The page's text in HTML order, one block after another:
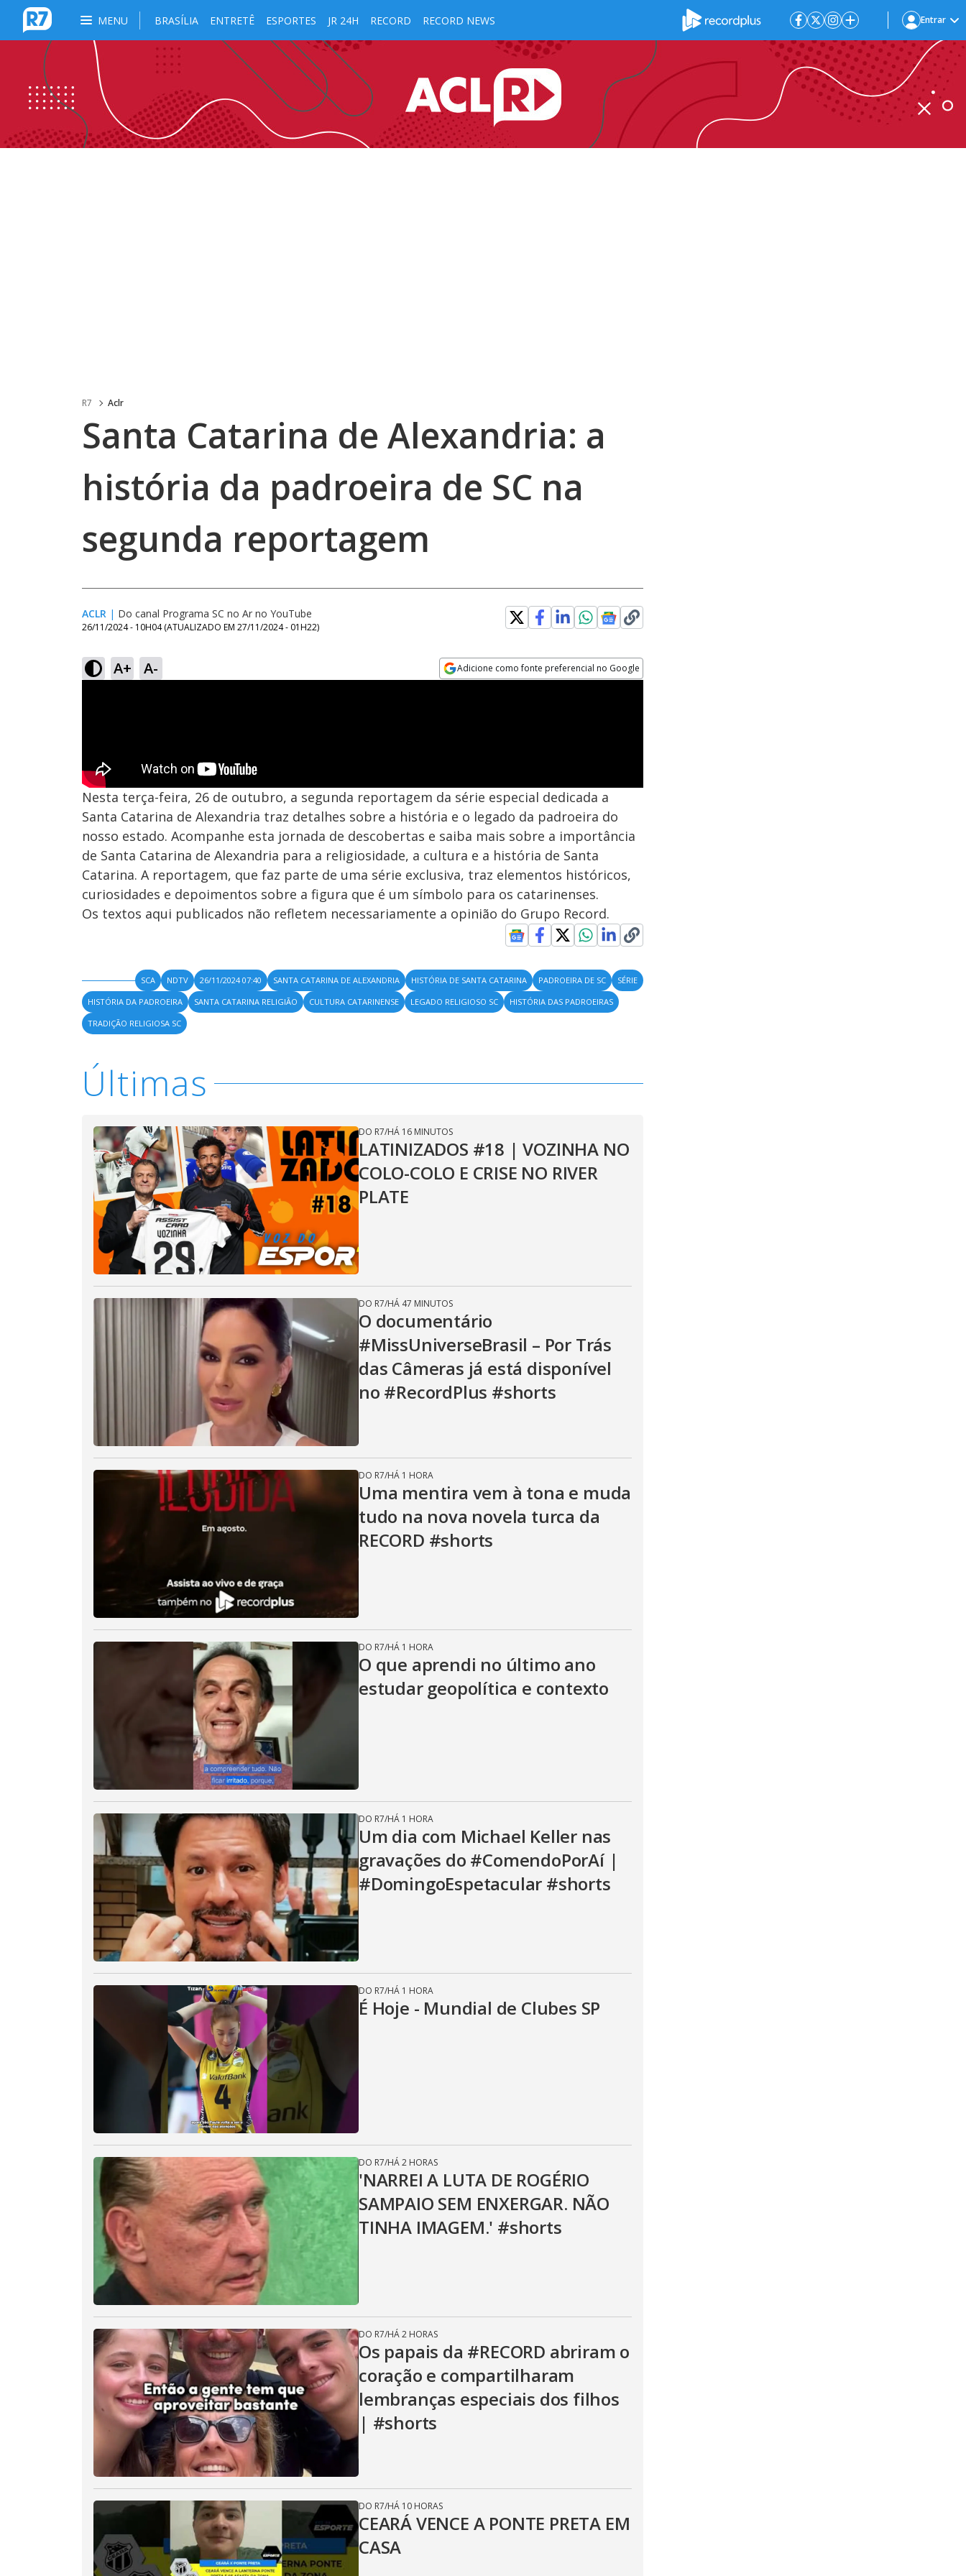
MENU BRASÍLIA ENTRETÊ ESPORTES JR 24H RECORD RECORD NEWS Entrar
R7 Aclr
Santa Catarina de Alexandria: a
história da padroeira de SC na
segunda reportagem
ACLR | Do canal Programa SC no Ar no YouTube
26/11/2024 - 10H04 (ATUALIZADO EM 27/11/2024 - 01H22)
A+ A- Adicione como fonte preferencial no Google
Nesta terça-feira, 26 de outubro, a segunda reportagem da série especial dedicada a
Santa Catarina de Alexandria traz detalhes sobre a história e o legado da padroeira do
nosso estado. Acompanhe esta jornada de descobertas e saiba mais sobre a importância
de Santa Catarina de Alexandria para a religiosidade, a cultura e a história de Santa
Catarina. A reportagem, que faz parte de uma série exclusiva, traz elementos históricos,
curiosidades e depoimentos sobre a figura que é um símbolo para os catarinenses.
Os textos aqui publicados não refletem necessariamente a opinião do Grupo Record.
SCA NDTV 26/11/2024 07:40 SANTA CATARINA DE ALEXANDRIA HISTÓRIA DE SANTA CATARINA PADROEIRA DE SC
SÉRIE
HISTÓRIA DA PADROEIRA
SANTA CATARINA RELIGIÃO CULTURA CATARINENSE LEGADO RELIGIOSO SC
HISTÓRIA DAS PADROEIRAS
TRADIÇÃO RELIGIOSA SC
Últimas
DO R7/HÁ 16 MINUTOS
LATINIZADOS #18 | VOZINHA NO
COLO-COLO E CRISE NO RIVER
PLATE
DO R7/HÁ 47 MINUTOS
O documentário
#MissUniverseBrasil – Por Trás
das Câmeras já está disponível
no #RecordPlus #shorts
DO R7/HÁ 1 HORA
Uma mentira vem à tona e muda
tudo na nova novela turca da
RECORD #shorts
DO R7/HÁ 1 HORA
O que aprendi no último ano
estudar geopolítica e contexto
DO R7/HÁ 1 HORA
Um dia com Michael Keller nas
gravações do #ComendoPorAí |
#DomingoEspetacular #shorts
DO R7/HÁ 1 HORA
É Hoje - Mundial de Clubes SP
DO R7/HÁ 2 HORAS
'NARREI A LUTA DE ROGÉRIO
SAMPAIO SEM ENXERGAR. NÃO
TINHA IMAGEM.' #shorts
DO R7/HÁ 2 HORAS
Os papais da #RECORD abriram o
coração e compartilharam
lembranças especiais dos filhos
| #shorts
DO R7/HÁ 10 HORAS
CEARÁ VENCE A PONTE PRETA EM
CASA